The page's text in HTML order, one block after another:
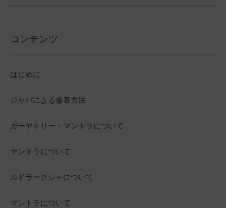
コンテンツ
はじめに
ジャパによる修養方法
ガーヤトリー・マントラについて
ヤントラについて
ルドラークシャについて
マントラについて